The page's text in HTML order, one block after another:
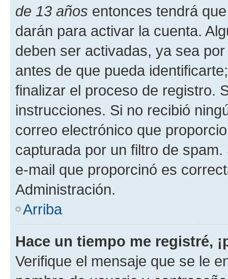
de 13 años entonces tendrá
darán para activar la cuenta.
deben ser activadas, ya sea
antes de que pueda
finalizar el proceso de registro.
instrucciones. Si no recibió
correo electrónico que
capturada por un filtro de
e-mail que proporcinó es
Administración.
Arriba
Hace un tiempo me registré,
Verifique el mensaje que se le